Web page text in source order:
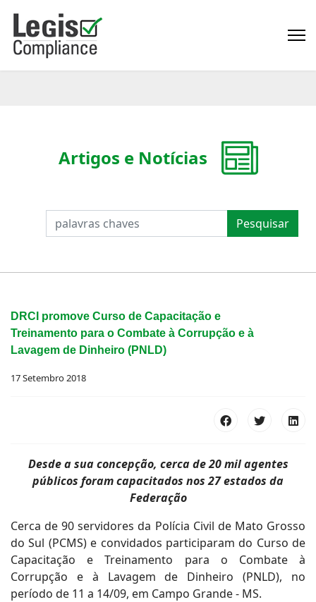
PESQUISAR Pesquisar
Artigos e Notícias
DRCI promove Curso de Capacitação e
Treinamento para o Combate à Corrupção e à
Lavagem de Dinheiro (PNLD)
17 Setembro 2018
Desde a sua concepção, cerca de 20 mil agentes
públicos foram capacitados nos 27 estados da
Federação
Cerca de 90 servidores da Polícia Civil de Mato Grosso
do Sul (PCMS) e convidados participaram do Curso de
Capacitação e Treinamento para o Combate à
Corrupção e à Lavagem de Dinheiro (PNLD), no
período de 11 a 14/09, em Campo Grande - MS.